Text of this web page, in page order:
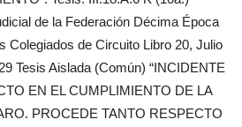
de la Federación Décima Época
Colegiados de Circuito Libro 20, Julio
Tesis Aislada (Común) “INCIDENTE
EN EL CUMPLIMIENTO DE LA
PROCEDE TANTO RESPECTO